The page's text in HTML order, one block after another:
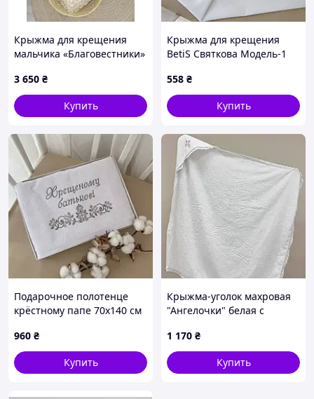
Крыжма для крещения
мальчика «Благовестники»
3 650 ₴
Купить
Крыжма для крещения
BetiS Святкова Модель-1
27069517
558 ₴
Купить
Подарочное полотенце
крёстному папе 70х140 см
960 ₴
Купить
Крыжма-уголок махровая
"Ангелочки" белая с
1 170 ₴
Купить